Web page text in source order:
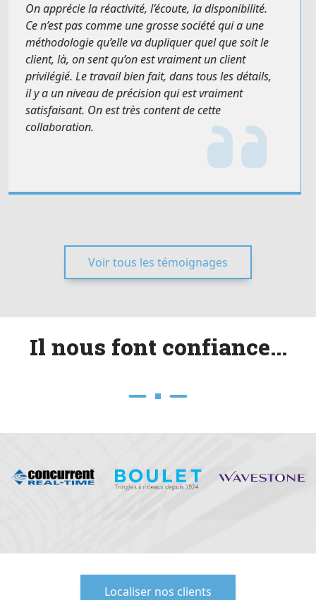
Ce qui nous séduit, c’est la réactivité. Si on a la
moindre demande tout est fait tout de suite. Il suffit
d’un coup de fil ou d’un mail. On est prévenu de
tout changement, de toute modification, et nous,
en cas de besoin, on est tout de suite recontacté.
C’est un service très réactionnel, agréable et
sympathique.
Voir tous les témoignages
Il nous font confiance...
Localiser nos clients